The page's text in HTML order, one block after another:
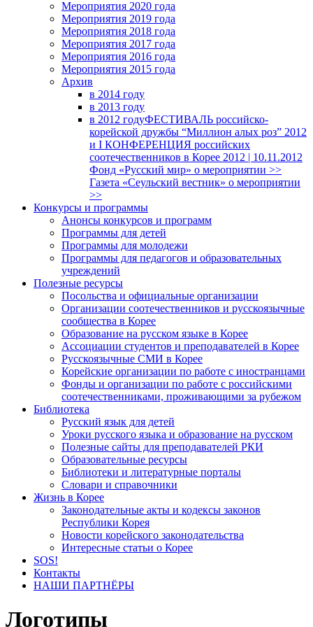
Мероприятия 2020 года
Мероприятия 2019 года
Мероприятия 2018 годa
Мероприятия 2017 года
Мероприятия 2016 года
Мероприятия 2015 года
Архив
в 2014 году
в 2013 году
в 2012 годуФЕСТИВАЛЬ российско-
корейской дружбы “Миллион алых роз” 2012
и I КОНФЕРЕНЦИЯ российских
соотечественников в Корее 2012 | 10.11.2012
Фонд «Русский мир» о мероприятии >>
Газета «Сеульский вестник» о мероприятии
>>
Конкурсы и программы
Анонсы конкурсов и программ
Программы для детей
Программы для молодежи
Программы для педагогов и образовательных
учреждений
Полезные ресурсы
Посольства и официальные организации
Организации соотечественников и русскоязычные
сообщества в Корее
Образование на русском языке в Корее
Ассоциации студентов и преподавателей в Корее
Русскоязычные СМИ в Корее
Корейские организации по работе с иностранцами
Фонды и организации по работе с российскими
соотечественниками, проживающими за рубежом
Библиотека
Русский язык для детей
Уроки русского языка и образование на русском
Полезные сайты для преподавателей РКИ
Образовательные ресурсы
Библиотеки и литературные порталы
Словари и справочники
Жизнь в Корее
Законодательные акты и кодексы законов
Республики Корея
Новости корейского законодательства
Интересные статьи о Корее
SOS!
Контакты
НАШИ ПАРТНЁРЫ
Логотипы